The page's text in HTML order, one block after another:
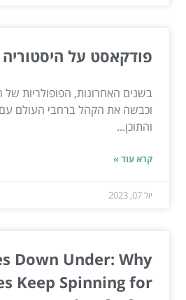
פודקאסט על היסטוריה
בשנים האחרונות, הפופולריות
וכבשה את הקהל ברחבי העולם עם
והתוכן...
קרא עוד »
יול 07, 2023
Down Under: Why
Keep Spinning for